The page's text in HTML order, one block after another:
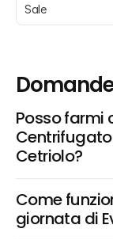
Sale
Posso farmi
Centrifugato
Cetriolo?
Come
giornata di